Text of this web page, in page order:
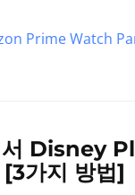
Prime Watch
Disney
가지 방법]